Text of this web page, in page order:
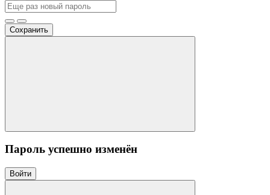
Сохранить
Пароль успешно изменён
Войти